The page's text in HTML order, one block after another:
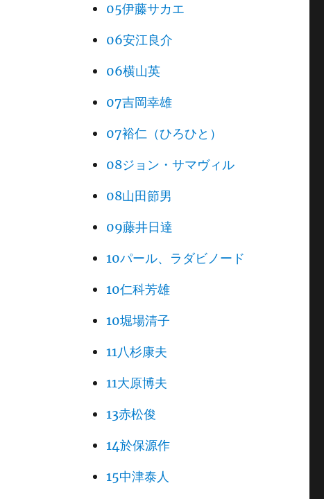
05伊藤サカエ
06安江良介
06横山英
07吉岡幸雄
07裕仁（ひろひと）
08ジョン・サマヴィル
08山田節男
09藤井日達
10パール、ラダビノード
10仁科芳雄
10堀場清子
11八杉康夫
11大原博夫
13赤松俊
14於保源作
15中津泰人